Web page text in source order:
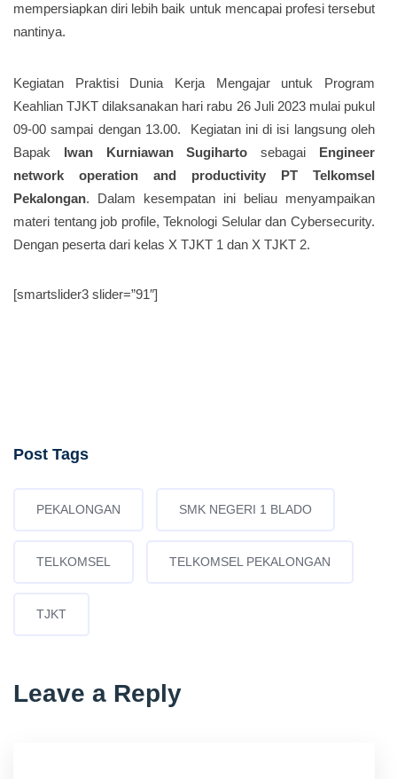
mempersiapkan diri lebih baik untuk mencapai profesi tersebut
nantinya.
Kegiatan Praktisi Dunia Kerja Mengajar untuk Program
Keahlian TJKT dilaksanakan hari rabu 26 Juli 2023 mulai pukul
09-00 sampai dengan 13.00. Kegiatan ini di isi langsung oleh
Bapak Iwan Kurniawan Sugihartosebagai Engineer
network operation and productivity PT Telkomsel
Pekalongan. Dalam kesempatan ini beliau menyampaikan
materi tentang job profile, Teknologi Selular dan Cybersecurity.
Dengan peserta dari kelas X TJKT 1 dan X TJKT 2.
[smartslider3 slider=”91″]
Post Tags
PEKALONGAN SMK NEGERI 1 BLADO
TELKOMSEL TELKOMSEL PEKALONGAN
TJKT
Leave a Reply